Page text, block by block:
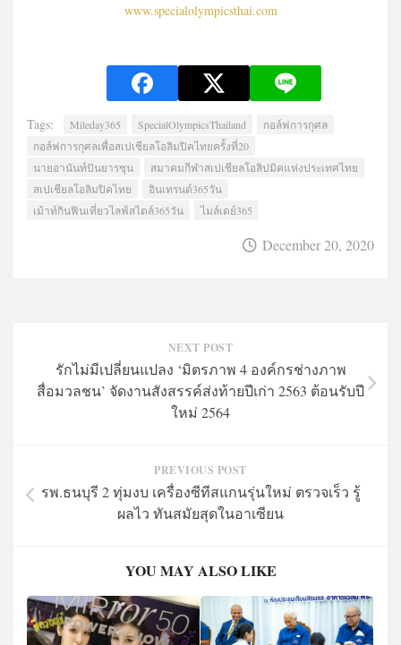
www.specialolympicsthai.com
Tags: Mileday365 SpecialOlympicsThailand
กอล์ฟการกุศล
กอล์ฟการกุศลเพื่อสเปเชียลโอลิมปิคไทยครั้งที่20
นายอานันท์ปันยารชุน
สมาคมกีฬาสเปเชียลโอลิปมิคแห่งประเทศไทย
สเปเชียลโอลิมปิคไทย
อินเทรนด์365วัน
เม้าท์กินฟินเที่ยวไลฟ์สไตล์365วัน
ไมล์เดย์365
December 20, 2020
NEXT POST
รักไม่มีเปลี่ยนแปลง ‘มิตรภาพ 4 องค์กรช่างภาพ
สื่อมวลชน’ จัดงานสังสรรค์ส่งท้ายปีเก่า 2563 ต้อนรับปี
ใหม่ 2564
PREVIOUS POST
รพ.ธนบุรี 2 ทุ่มงบ เครื่องซีทีสแกนรุ่นใหม่ ตรวจเร็ว รู้
ผลไว ทันสมัยสุดในอาเซียน
YOU MAY ALSO LIKE